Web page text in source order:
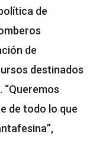
de
de
destinados
de todo lo que